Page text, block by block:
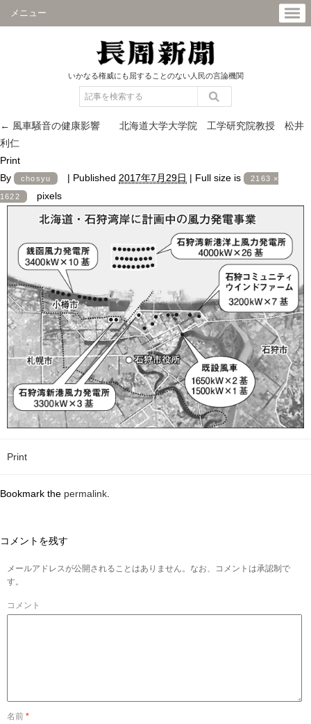
メニュー
いかなる権威にも屈することのない人民の言論機関
← 風車騒音の健康影響 北海道大学大学院 工学研究院教授 松井
利仁
Print
By
chosyu | Published 2017年7月29日 | Full size is 2163 ×
1622 pixels
Print
Bookmark the permalink
コメントを残す
メールアドレスが公開されることはありません。なお、コメントは承認制で
す。
コメント
名前 *